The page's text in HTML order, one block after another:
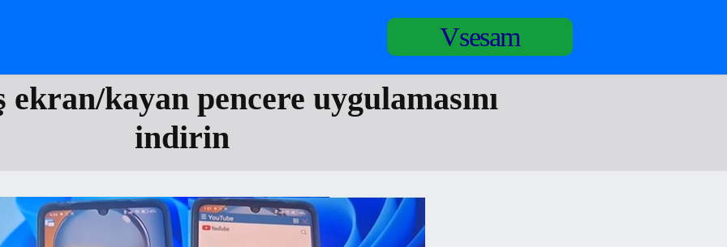
Vsesam
kayan pencere uygulamasını
indirin